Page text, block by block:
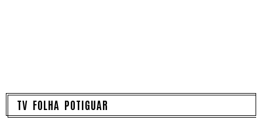
TV FOLHA POTIGUAR